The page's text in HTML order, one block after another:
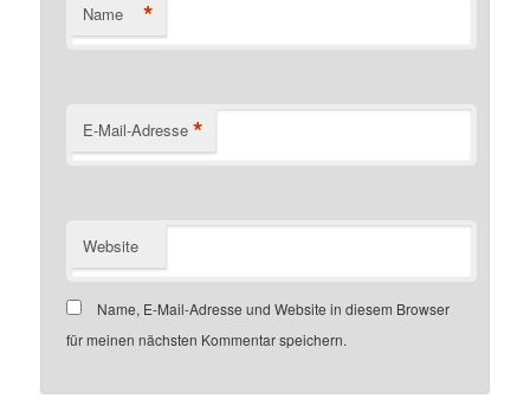
Name *
E-Mail-Adresse *
Website
Name, E-Mail-Adresse und Website in diesem Browser
für meinen nächsten Kommentar speichern.